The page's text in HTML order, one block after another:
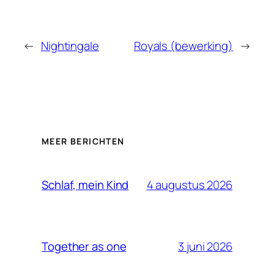
← Nightingale Royals (bewerking) →
MEER BERICHTEN
Schlaf, mein Kind 4 augustus 2026
Together as one 3 juni 2026